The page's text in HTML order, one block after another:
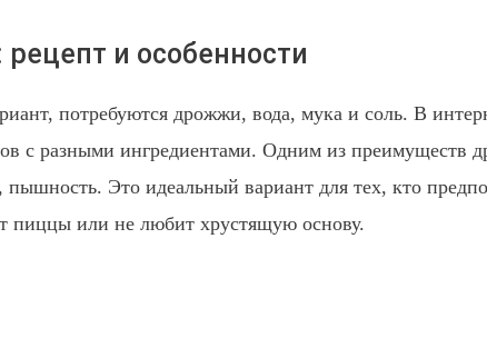
и особенности
потребуются дрожжи, вода, мука и соль. В
с разными ингредиентами. Одним из преимуществ
пышность. Это идеальный вариант для тех, кто
пиццы или не любит хрустящую основу.